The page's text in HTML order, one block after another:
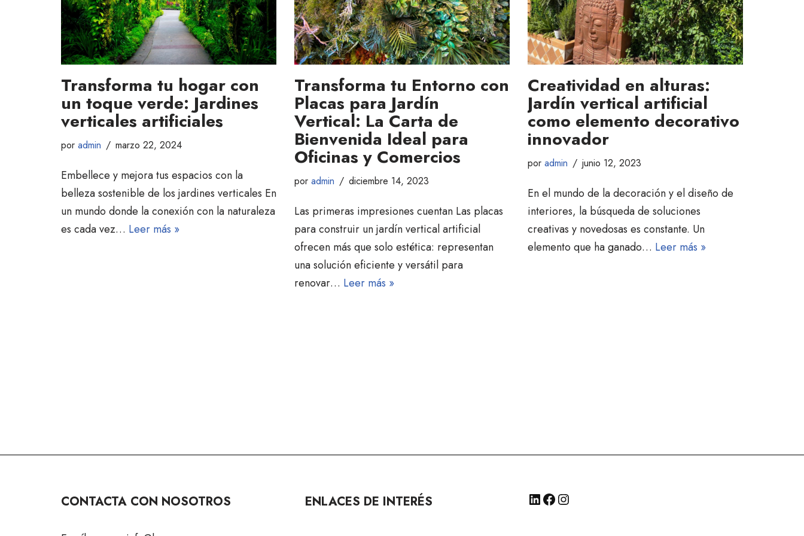
Transforma tu hogar con
un toque verde: Jardines
verticales artificiales
por admin marzo 22, 2024
Embellece y mejora tus espacios con la
belleza sostenible de los jardines verticales En
un mundo donde la conexión con la naturaleza
es cada vez… Leer más »
Transforma tu Entorno con
Placas para Jardín
Vertical: La Carta de
Bienvenida Ideal para
Oficinas y Comercios
por admin diciembre 14, 2023
Las primeras impresiones cuentan Las placas
para construir un jardín vertical artificial
ofrecen más que solo estética: representan
una solución eficiente y versátil para
renovar… Leer más »
Creatividad en alturas:
Jardín vertical artificial
como elemento decorativo
innovador
por admin junio 12, 2023
En el mundo de la decoración y el diseño de
interiores, la búsqueda de soluciones
creativas y novedosas es constante. Un
elemento que ha ganado… Leer más »
CONTACTA CON NOSOTROS ENLACES DE INTERÉS